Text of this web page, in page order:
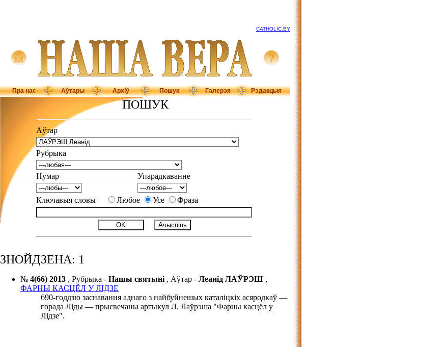
CATHOLIC.BY
Пра нас Аўтары Архіў Пошук Галерэя Рэдакцыя
ПОШУК
Аўтар
Рубрыка
Нумар Упарадкаванне
Ключавыя словы Любое Усе Фраза
ЗНОЙДЗЕНА: 1
№ 4(66) 2013 , Рубрыка - Нашы святыні , Аўтар - Леанід ЛАЎРЭШ ,
ФАРНЫ КАСЦЁЛ У ЛІДЗЕ
690-годдзю заснавання аднаго з найбуйнешых каталіцкіх асяродкаў —
горада Ліды — прысвечаны артыкул Л. Лаўрэша "Фарны касцёл у
Лідзе".